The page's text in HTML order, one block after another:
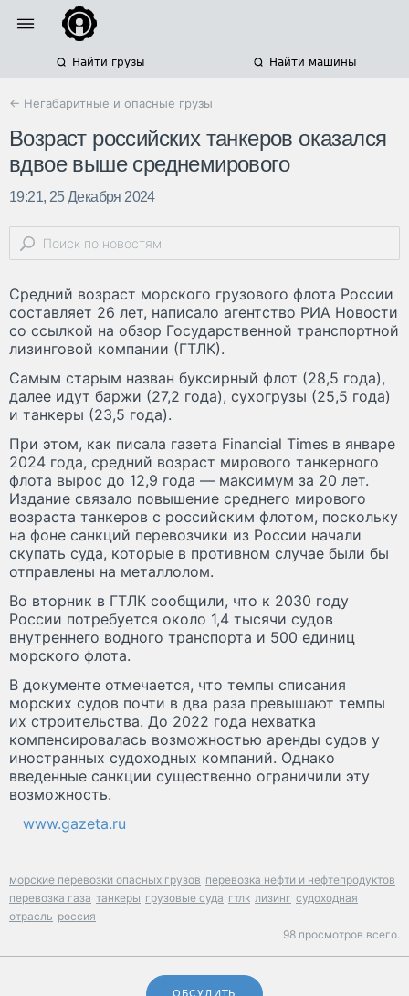
Найти грузы Найти машины
← Негабаритные и опасные грузы
Возраст российских танкеров оказался
вдвое выше среднемирового
19:21, 25 Декабря 2024
Средний возраст морского грузового флота России
составляет 26 лет, написало агентство РИА Новости
со ссылкой на обзор Государственной транспортной
лизинговой компании (ГТЛК).
Самым старым назван буксирный флот (28,5 года),
далее идут баржи (27,2 года), сухогрузы (25,5 года)
и танкеры (23,5 года).
При этом, как писала газета Financial Times в январе
2024 года, средний возраст мирового танкерного
флота вырос до 12,9 года — максимум за 20 лет.
Издание связало повышение среднего мирового
возраста танкеров с российским флотом, поскольку
на фоне санкций перевозчики из России начали
скупать суда, которые в противном случае были бы
отправлены на металлолом.
Во вторник в ГТЛК сообщили, что к 2030 году
России потребуется около 1,4 тысячи судов
внутреннего водного транспорта и 500 единиц
морского флота.
В документе отмечается, что темпы списания
морских судов почти в два раза превышают темпы
их строительства. До 2022 года нехватка
компенсировалась возможностью аренды судов у
иностранных судоходных компаний. Однако
введенные санкции существенно ограничили эту
возможность.
www.gazeta.ru
морские перевозки опасных грузов перевозка нефти и нефтепродуктов
перевозка газа танкеры грузовые суда гтлк лизинг судоходная
отрасль россия
98 просмотров всего.